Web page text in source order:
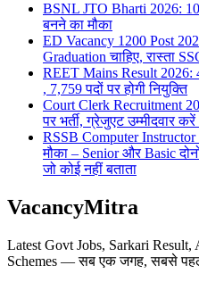
BSNL JTO Bharti 2026:
बनने का मौका
ED Vacancy 1200 Post
Graduation चाहिए, रास्ता
REET Mains Result 2026:
, 7,759 पदों पर होगी नियुक्ति
Court Clerk Recruitment
पर भर्ती, ग्रेजुएट उम्मीदवार
RSSB Computer
मौका – Senior और Basic
जो कोई नहीं बताता
VacancyMitra
Latest Govt Jobs, Sarkari
Schemes — सब एक जगह, सबसे